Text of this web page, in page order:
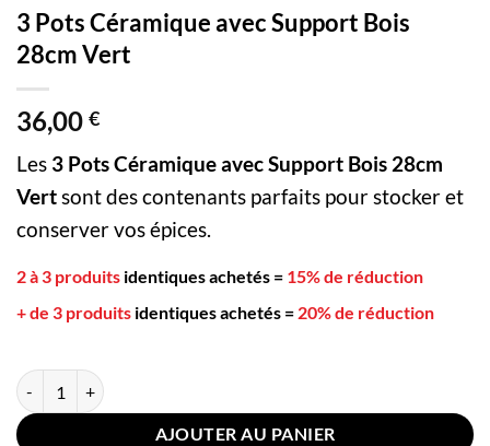
3 Pots Céramique avec Support Bois
28cm Vert
36,00 €
Les 3 Pots Céramique avec Support Bois 28cm
Vertsont des contenants parfaits pour stocker et
conserver vos épices.
2 à 3 produits identiques achetés = 15% de réduction
+ de 3 produits identiques achetés = 20% de réduction
quantité de 3 Pots Céramique avec Support Bois 28cm Vert
AJOUTER AU PANIER